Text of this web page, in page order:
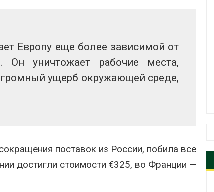
Европу еще более зависимой от
уничтожает рабочие места,
ущерб окружающей среде,
поставок из России, побила все
достигли стоимости €325, во Франции —
для сбора
Камчатские северные
олени набирают вес
перед осенней миграцией
Авг 7, 2026